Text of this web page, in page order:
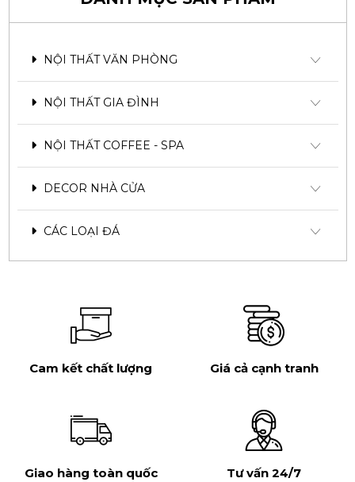
NỘI THẤT VĂN PHÒNG
NỘI THẤT GIA ĐÌNH
NỘI THẤT COFFEE - SPA
DECOR NHÀ CỬA
CÁC LOẠI ĐÁ
Cam kết chất lượng Giá cả cạnh tranh
Giao hàng toàn quốc Tư vấn 24/7